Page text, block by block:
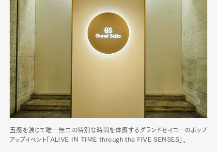
五感を通じて唯一無二の特別な時間を体感するグランドセイコーのポップ
アップイベント「ALIVE IN TIME through the FIVE SENSES」。